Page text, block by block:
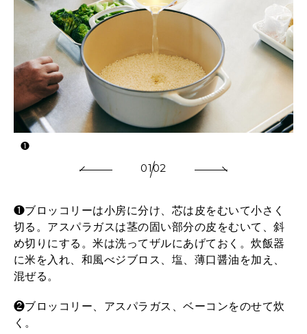
❶
0102
❶ブロッコリーは小房に分け、芯は皮をむいて小さく
切る。アスパラガスは茎の固い部分の皮をむいて、斜
め切りにする。米は洗ってザルにあげておく。炊飯器
に米を入れ、和風べジブロス、塩、薄口醤油を加え、
混ぜる。
❷ブロッコリー、アスパラガス、ベーコンをのせて炊
く。